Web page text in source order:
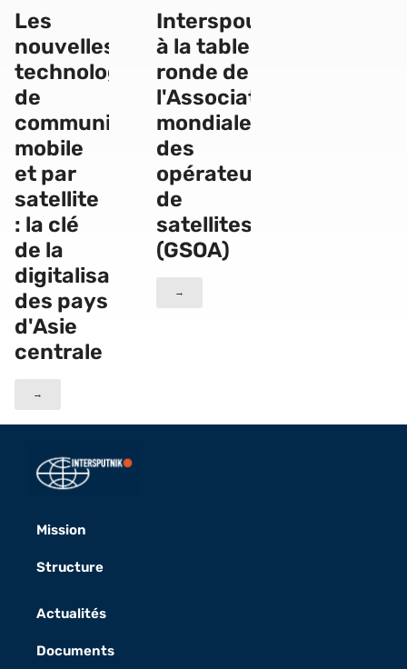
Les
nouvelles
technologies
de
communication
mobile
et par
satellite
: la clé
de la
digitalisation
des pays
d'Asie
centrale
→
Interspoutnik
à la table
ronde de
l'Association
mondiale
des
opérateurs
de
satellites
(GSOA)
→
Mission
Structure
Actualités
Documents